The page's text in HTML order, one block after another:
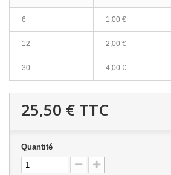
6 1,00 €
12 2,00 €
30 4,00 €
25,50 € TTC
Quantité